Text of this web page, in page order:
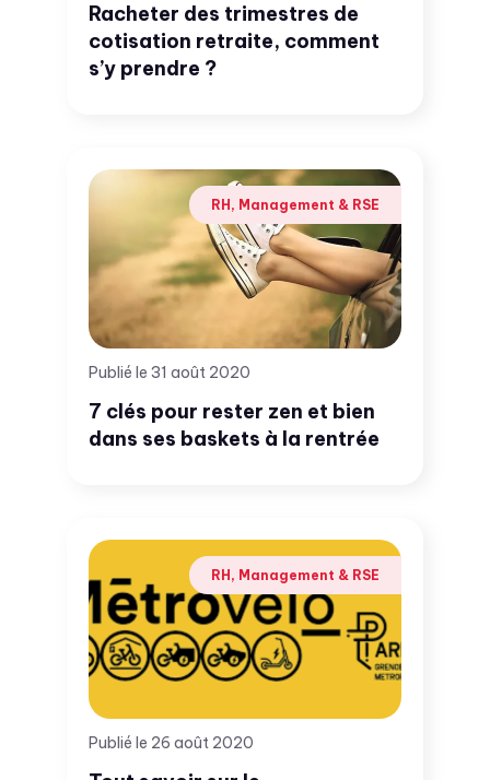
Racheter des trimestres de
cotisation retraite, comment
s’y prendre ?
RH, Management & RSE
Publié le 31 août 2020
7 clés pour rester zen et bien
dans ses baskets à la rentrée
RH, Management & RSE
Publié le 26 août 2020